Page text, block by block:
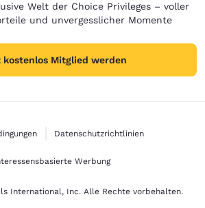
Welt der Choice Privileges – voller
und unvergesslicher Momente
kostenlos Mitglied werden
Datenschutzrichtlinien
Werbung
International, Inc. Alle Rechte vorbehalten.